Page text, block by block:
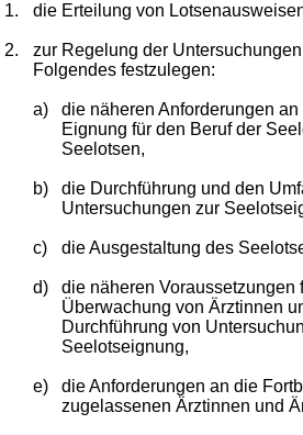
1. die Erteilung von
2.
zur Regelung der
Folgendes festzulegen:
a)
die näheren Anforderungen
Eignung für den Beruf der
Seelotsen,
b)
die Durchführung und den
Untersuchungen zur
c) die Ausgestaltung des
d)
die näheren Voraussetzungen
Überwachung von Ärztinnen
Durchführung von
Seelotseignung,
e)
die Anforderungen an die
zugelassenen Ärztinnen und